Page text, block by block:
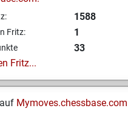
1588
Fritz: 1
33
Fritz...
Mymoves.chessbase.com